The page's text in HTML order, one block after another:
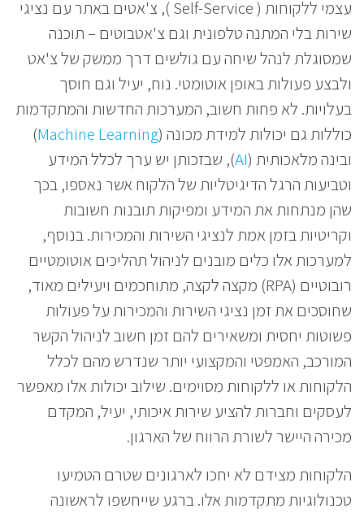
עצמי ללקוחות ( Self-Service ), צ'אטים באתר עם נציגי
שירות בלי המתנה טלפונית וגם צ'אטבוטים – תוכנה
שמסוגלת לנהל שיחה עם גולשים דרך ממשק של צ'אט
ולבצע פעולות באופן אוטומטי. נוח, יעיל וגם חוסך
בעלויות. לא פחות חשוב, המערכות החדשות והמתקדמות
כוללות גם יכולות למידת מכונה (Machine Learning
)
ובינה מלאכותית (AI), שבזכותן יש ערך לכלל המידע
וטביעות הרגל הדיגיטליות של הלקוח אשר נאספו, בכך
שהן מנתחות את המידע ומפיקות תובנות חשובות
וקריטיות בזמן אמת לנציגי השירות והמכירות. בנוסף,
למערכות אלו כלים מובנים לניהול תהליכים אוטומטיים
רובוטיים (RPA) מקצה לקצה, מתוחכמים ויעילים מאוד,
שחוסכים את זמן נציגי השירות והמכירות על פעולות
פשוטות יחסית ומשאירים להם זמן חשוב לניהול הקשר
המורכב, האמפטי והמקצועי יותר שנדרש מהם לכלל
הלקוחות או ללקוחות מסוימים. שילוב יכולות אלו מאפשר
לעסקים וחברות להציע שירות איכותי, יעיל, המקדם
מכירה היישר לשורת הרווח של הארגון.
הלקוחות מצידם לא יחכו לארגונים שטרם הטמיעו
טכנולוגיות מתקדמות אלו. ברגע שייחשפו לראשונה